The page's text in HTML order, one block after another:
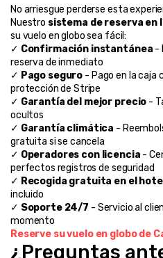
No arriesgue perderse esta
Nuestro sistema de reserva en
su vuelo en globo sea fácil:
✓ Confirmación instantánea -
reserva de inmediato
✓ Pago seguro - Pago en la caja
protección de Stripe
✓ Garantía del mejor precio -
ocultos
✓ Garantía climática -
gratuita si se cancela
✓ Operadores con licencia -
perfectos registros de seguridad
✓ Recogida gratuita en el hotel
incluido
✓ Soporte 24/7 - Servicio al
momento
Reserve su vuelo en globo de
¿Preguntas